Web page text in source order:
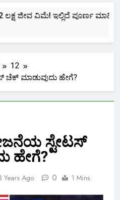
ಲಕ್ಷ ಜೀವ ವಿಮೆ! ಇಲ್ಲಿದೆ ಪೂರ್ಣ ಮಾಹಿತಿ.
12
ಚೆಕ್ ಮಾಡುವುದು ಹೇಗೆ?
ಸ್ಟೇಟಸ್
ಹೇಗೆ?
Years Ago 0 1 Mins